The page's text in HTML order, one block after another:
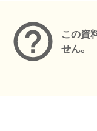
この資
せん。